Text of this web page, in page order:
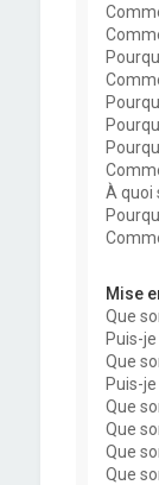
À quoi
Mise
Que
Puis-
Que
Puis-
Que
Que
Que
Que